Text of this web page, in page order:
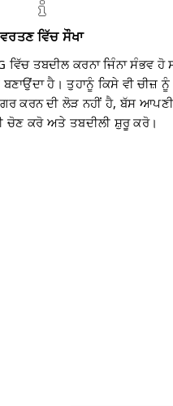
ਵਰਤਣ ਵਿੱਚ ਸੌਖਾ
ਵਿੱਚ ਤਬਦੀਲ ਕਰਨਾ ਜਿੰਨਾ ਸੰਭਵ ਹੋ
ਹੈ। ਤੁਹਾਨੂੰ ਕਿਸੇ ਵੀ ਚੀਜ਼ ਨੂੰ
ਕਰਨ ਦੀ ਲੋੜ ਨਹੀਂ ਹੈ, ਬੱਸ
ਚੋਣ ਕਰੋ ਅਤੇ ਤਬਦੀਲੀ ਸ਼ੁਰੂ ਕਰੋ।